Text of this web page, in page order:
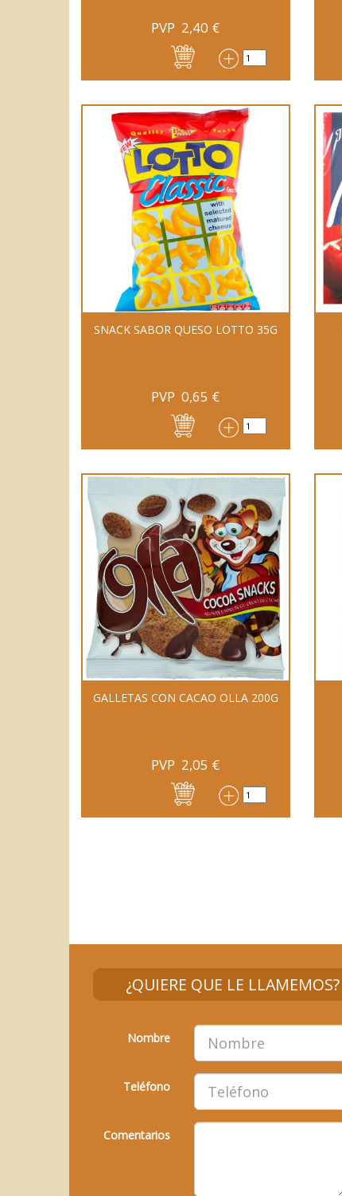
PVP 2,40 €
SNACK SABOR QUESO LOTTO 35G
PVP0,65 €
GALLETAS CON CACAO OLLA 200G
PVP 2,05 €
¿QUIERE QUE LE LLAMEMOS?
Nombre
Teléfono
Comentarios